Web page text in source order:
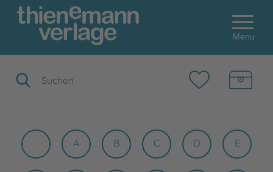
Menu
A B C D E